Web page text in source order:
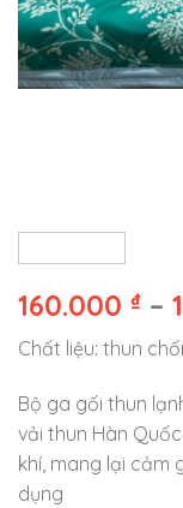
160.000 ₫ –
Chất liệu: thun
Bộ ga gối thun
vải thun Hàn
khí, mang lại cảm
dụng